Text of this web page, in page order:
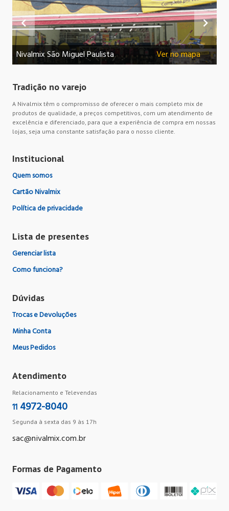
Nivalmix São Miguel Paulista Ver no mapa
Tradição no varejo
A Nivalmix têm o compromisso de oferecer o mais completo mix de
produtos de qualidade, a preços competitivos, com um atendimento de
excelência e diferenciado, para que a experiência de compra em nossas
lojas, seja uma constante satisfação para o nosso cliente.
Institucional
Quem somos
Cartão Nivalmix
Política de privacidade
Lista de presentes
Gerenciar lista
Como funciona?
Dúvidas
Trocas e Devoluções
Minha Conta
Meus Pedidos
Atendimento
Relacionamento e Televendas
11 4972-8040
Segunda à sexta das 9 às 17h
sac@nivalmix.com.br
Formas de Pagamento